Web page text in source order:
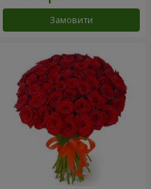
Замовити